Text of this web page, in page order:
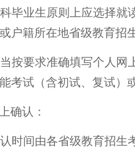
毕业生原则上应选择就
户籍所在地省级教育招
按要求准确填写个人网
考试（含初试、复试）
确认：
时间由各省级教育招生